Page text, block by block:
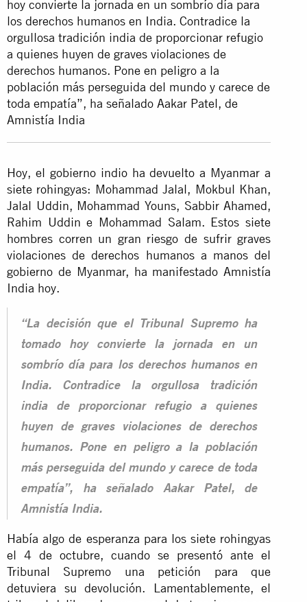
hoy convierte la jornada en un sombrío día para
los derechos humanos en India. Contradice la
orgullosa tradición india de proporcionar refugio
a quienes huyen de graves violaciones de
derechos humanos. Pone en peligro a la
población más perseguida del mundo y carece de
toda empatía”, ha señalado Aakar Patel, de
Amnistía India
Hoy, el gobierno indio ha devuelto a Myanmar a
siete rohingyas: Mohammad Jalal, Mokbul Khan,
Jalal Uddin, Mohammad Youns, Sabbir Ahamed,
Rahim Uddin e Mohammad Salam. Estos siete
hombres corren un gran riesgo de sufrir graves
violaciones de derechos humanos a manos del
gobierno de Myanmar, ha manifestado Amnistía
India hoy.
“La decisión que el Tribunal Supremo ha
tomado hoy convierte la jornada en un
sombrío día para los derechos humanos en
India. Contradice la orgullosa tradición
india de proporcionar refugio a quienes
huyen de graves violaciones de derechos
humanos. Pone en peligro a la población
más perseguida del mundo y carece de toda
empatía”, ha señalado Aakar Patel, de
Amnistía India.
Había algo de esperanza para los siete rohingyas
el 4 de octubre, cuando se presentó ante el
Tribunal Supremo una petición para que
detuviera su devolución. Lamentablemente, el